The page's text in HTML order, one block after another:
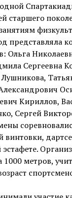
старшего
представляла
Ольга
Сергеевна
Кириллов,
Сергей
винтовки,
1000 метров,